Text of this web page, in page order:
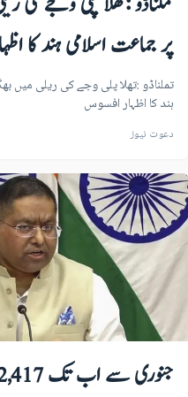
پر جماعت اسلامی ہند کا
تملناڈو :تھلا پلی وجے کی ریلی میں
ہند کا اظہار افسوس
دعوت نیوز